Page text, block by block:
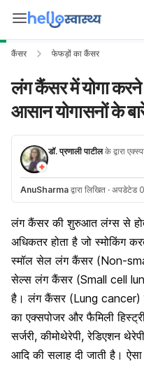
कैंसर फेफड़ों का कैंसर
लंग कैंसर में योगा
आसान योगासनों के
डॉ. प्रणाली पाटीलके द्वारा
AnuSharma द्वारा लिखित · अपडेटेड
लंग कैंसर की शुरुआत लंग्स से
अधिकतर होता है जो स्मोकिंग
स्मॉल सेल लंग कैंसर (Non-
सेल्स लंग कैंसर (Small cell
है। लंग कैंसर (Lung cancer)
का एक्सपोजर और फैमिली
सर्जरी, कीमोथेरेपी, रेडिएशन
आदि की सलाह दी जाती है। ऐसा